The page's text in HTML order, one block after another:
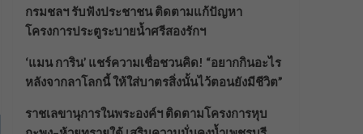
กรมชลฯ รับฟังประชาชน ติดตามแก้ปัญหา
โครงการประตูระบายน้ำศรีสองรักฯ
‘แมน การิน’ แชร์ความเชื่อชวนคิด! “อยากกินอะไร
หลังจากลาโลกนี้ ให้ใส่บาตรสิ่งนั้นไว้ตอนยังมีชีวิต”
ราชเลขานุการในพระองค์ฯ ติดตามโครงการหุบ